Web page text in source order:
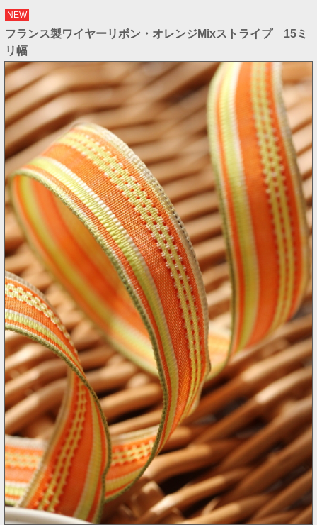
NEW
フランス製ワイヤーリボン・オレンジMixストライプ 15ミ
リ幅